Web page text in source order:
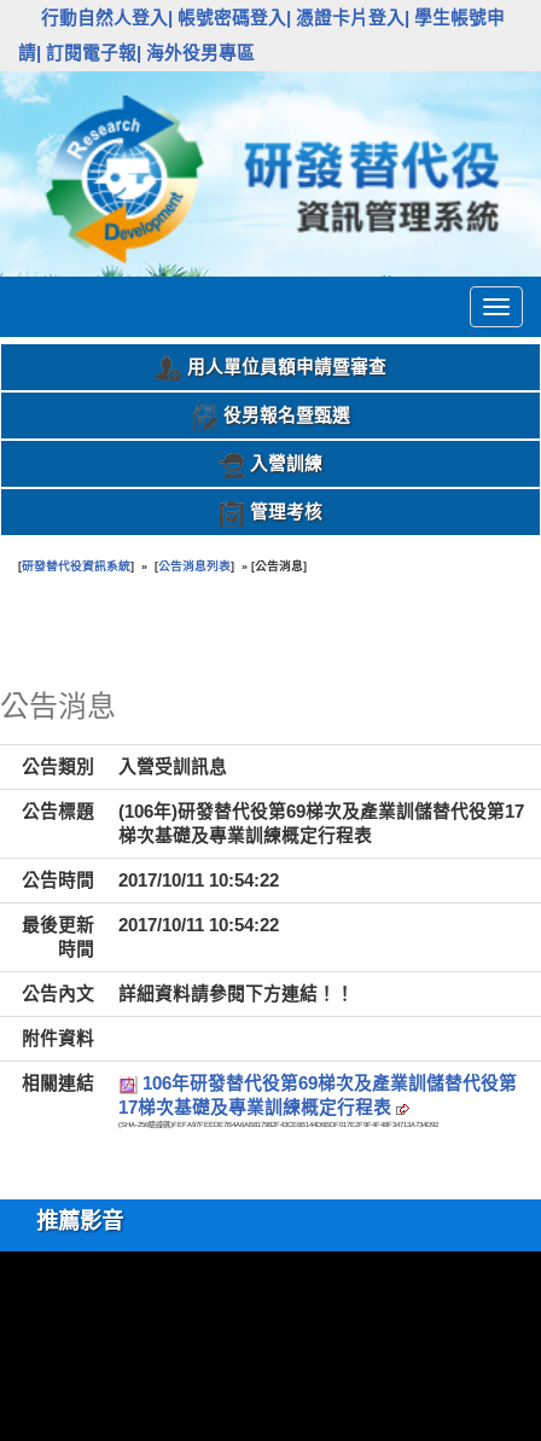
行動自然人登入| 帳號密碼登入| 憑證卡片登入|
學生帳號申
請| 訂閱電子報| 海外役男專區
用人單位員額申請暨審查
役男報名暨甄選
入營訓練
管理考核
[研發替代役資訊系統] » [公告消息列表] » [公告消息]
公告消息
公告類別 入營受訓訊息
公告標題
(106年)研發替代役第69梯次及產業訓儲替代役第17
梯次基礎及專業訓練概定行程表
公告時間 2017/10/11 10:54:22
最後更新
時間
2017/10/11 10:54:22
公告內文 詳細資料請參閱下方連結！！
附件資料
相關連結
106年研發替代役第69梯次及產業訓儲替代役第
17梯次基礎及專業訓練概定行程表
(SHA-256驗證碼)FEFA97FEEDE7B4A6AB817982F43CE6B144D6BDF017E2F9F4F48F34713A734D92
推薦影音